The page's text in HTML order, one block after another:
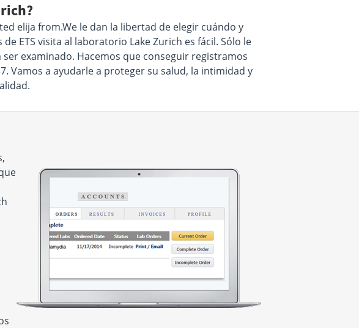
elija from.We le dan la libertad de elegir cuándo y
ETS visita al laboratorio Lake Zurich es fácil. Sólo le
examinado. Hacemos que conseguir registramos
Vamos a ayudarle a proteger su salud, la intimidad y